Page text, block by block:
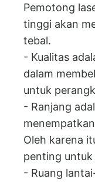
Pemotong
tinggi akan
tebal.
- Kualitas
dalam
untuk
- Ranjang
Oleh karena
penting
- Ruang